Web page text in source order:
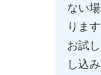
ない
ります
お試
し込